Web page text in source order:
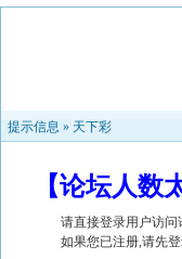
提示信息 » 天下彩
【论坛人
请直接登录用户访问
如果您已注册,请先